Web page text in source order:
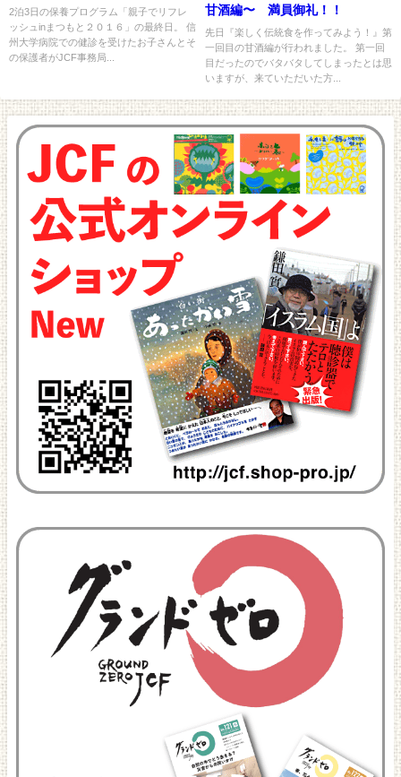
2泊3日の保養プログラム「親子でリフレ
ッシュinまつもと２０１６」の最終日。 信
州大学病院での健診を受けたお子さんとそ
の保護者がJCF事務局...
甘酒編〜 満員御礼！！
先日『楽しく伝統食を作ってみよう！』第
一回目の甘酒編が行われました。 第一回
目だったのでバタバタしてしまったとは思
いますが、来ていただいた方...